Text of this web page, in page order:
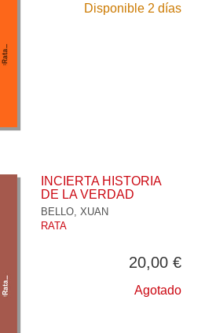
Disponible 2 días
INCIERTA HISTORIA
DE LA VERDAD
BELLO, XUAN
RATA
20,00 €
Agotado